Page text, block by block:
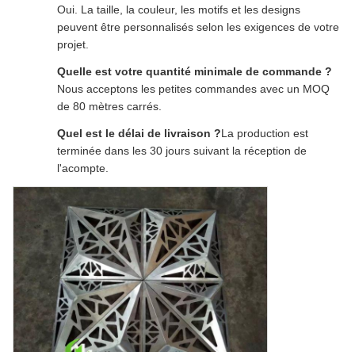
Oui. La taille, la couleur, les motifs et les designs
peuvent être personnalisés selon les exigences de votre
projet.
Quelle est votre quantité minimale de commande ?
Nous acceptons les petites commandes avec un MOQ
de 80 mètres carrés.
Quel est le délai de livraison ?La production est
terminée dans les 30 jours suivant la réception de
l'acompte.